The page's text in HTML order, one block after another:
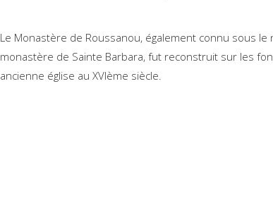
Le Monastère de Roussanou, également connu sous le
monastère de Sainte Barbara, fut reconstruit sur les
ancienne église au XVIème siècle.